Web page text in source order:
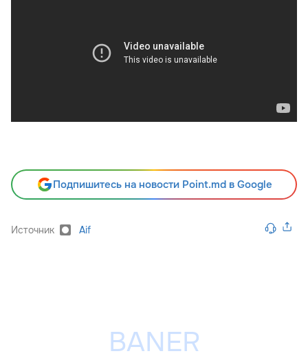
Подпишитесь на новости Point.md в Google
Источник Aif